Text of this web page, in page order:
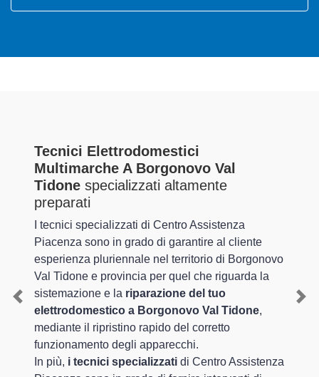
Tecnici Elettrodomestici
Multimarche A Borgonovo Val
Tidone specializzati altamente
preparati
I tecnici specializzati di Centro Assistenza
Piacenza sono in grado di garantire al cliente
esperienza pluriennale nel territorio di Borgonovo
Val Tidone e provincia per quel che riguarda la
sistemazione e la riparazione del tuo
elettrodomestico a Borgonovo Val Tidone,
mediante il ripristino rapido del corretto
funzionamento degli apparecchi.
In più, i tecnici specializzati di Centro Assistenza
Previous